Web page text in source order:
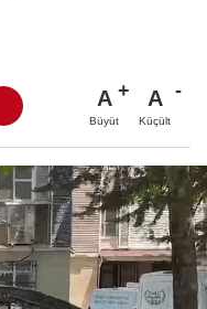
A
Büyüt
A
Küçült